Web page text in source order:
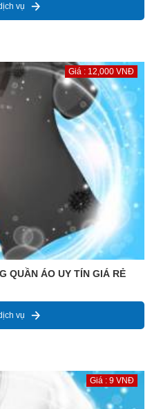
vụ
Giá : 12,000 VNĐ
QUẦN ÁO UY TÍN GIÁ RẺ
vụ
Giá : 9 VNĐ